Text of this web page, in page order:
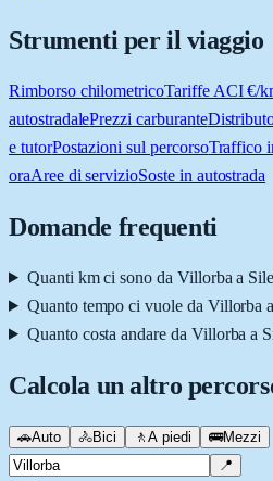
Strumenti per il viaggio
Rimborso chilometricoTariffe ACI €/
autostradalePrezzi carburante
e tutorPostazioni sul percorsoTraffico
oraAree di servizioSoste in autostrada
Domande frequenti
Quanti km ci sono da Villorba a
Quanto tempo ci vuole da Villorba
Quanto costa andare da Villorba a
Calcola un altro
🚗Auto 🚴Bici 🚶 A piedi 🚌Mezzi
📍